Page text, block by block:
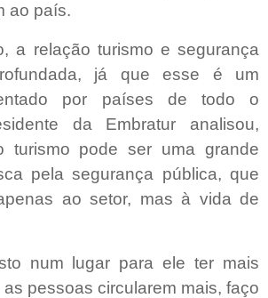
ao país.
a relação turismo e segurança
já que esse é um
por países de todo o
da Embratur analisou,
turismo pode ser uma grande
pela segurança pública, que
ao setor, mas à vida de
num lugar para ele ter mais
pessoas circularem mais, faço